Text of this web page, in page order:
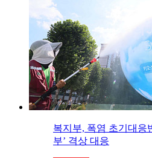
복지부, 폭염 초기대
부’ 격상 대응